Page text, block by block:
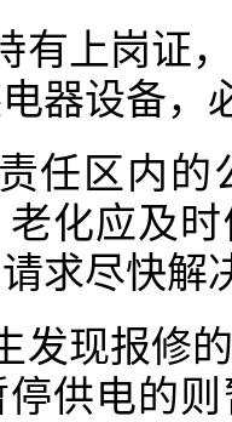
有上岗证
器设备，
任区内的
化应及
求尽快解
发现报修
供电的